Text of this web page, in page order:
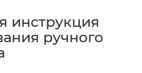
инструкция
ручного